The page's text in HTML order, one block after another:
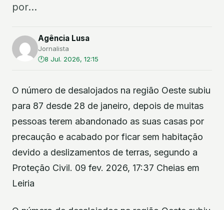
por...
Agência Lusa
Jornalista
8 Jul. 2026, 12:15
O número de desalojados na região Oeste subiu
para 87 desde 28 de janeiro, depois de muitas
pessoas terem abandonado as suas casas por
precaução e acabado por ficar sem habitação
devido a deslizamentos de terras, segundo a
Proteção Civil. 09 fev. 2026, 17:37 Cheias em
Leiria